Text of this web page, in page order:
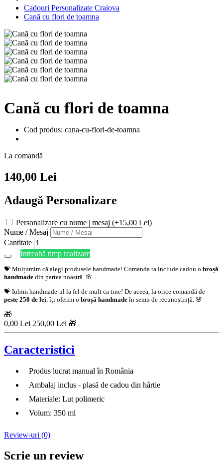
Cadouri Personalizate Craiova
Cană cu flori de toamna
Cană cu flori de toamna
Cod produs: cana-cu-flori-de-toamna
La comandă
140,00 Lei
Adaugă Personalizare
Personalizare cu nume | mesaj (+15,00 Lei)
Nume / Mesaj
Cantitate
Întreabă timp realizare
💝 Mulțumim că alegi produsele handmade! Comanda ta include cadou o broșă
handmade din partea noastră. 🌸
💝 Iubim handmade-ul la fel de mult ca tine! De aceea, la orice comandă de
peste 250 de lei , îți oferim o broșă handmadeîn semn de recunoștință. 🌸
🎁
0,00 Lei 250,00 Lei 🎁
Caracteristici
Produs lucrat manual în România
Ambalaj inclus - plasă de cadou din hârtie
Materiale: Lut polimeric
Volum: 350 ml
Review-uri (0)
Scrie un review